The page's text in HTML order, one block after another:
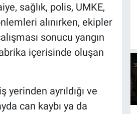
sağlık, polis, UMKE,
alınırken, ekipler
sonucu yangın
içerisinde oluşan
yerinden ayrıldığı ve
can kaybı ya da